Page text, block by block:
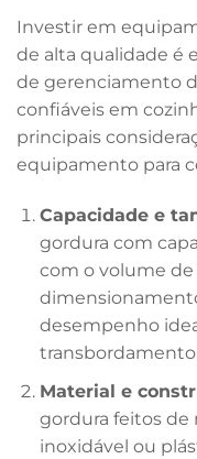
Investir em
de alta qualidade é
de gerenciamento
confiáveis em
principais
equipamento para
Capacidade e
gordura com
com o volume de
desempenho
Material e
gordura feitos de
inoxidável ou